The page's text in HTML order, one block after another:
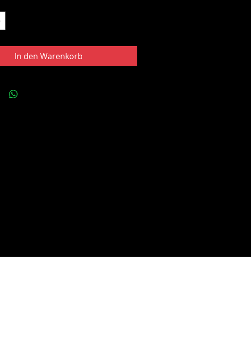
In den Warenkorb